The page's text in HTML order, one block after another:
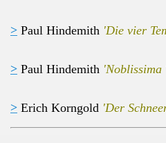
> Paul Hindemith 'Die vier
> Paul Hindemith 'Noblissima
> Erich Korngold 'Der